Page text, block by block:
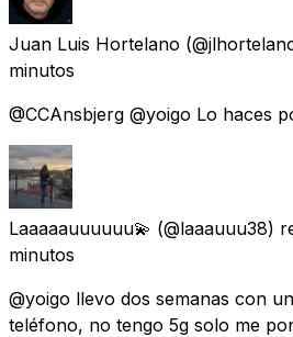
Juan Luis Hortelano
minutos
@CCAnsbjerg @yoigo Lo haces
Laaaaauuuuuu💫 (@laaauuu38)
minutos
@yoigo llevo dos semanas con
teléfono, no tengo 5g solo me